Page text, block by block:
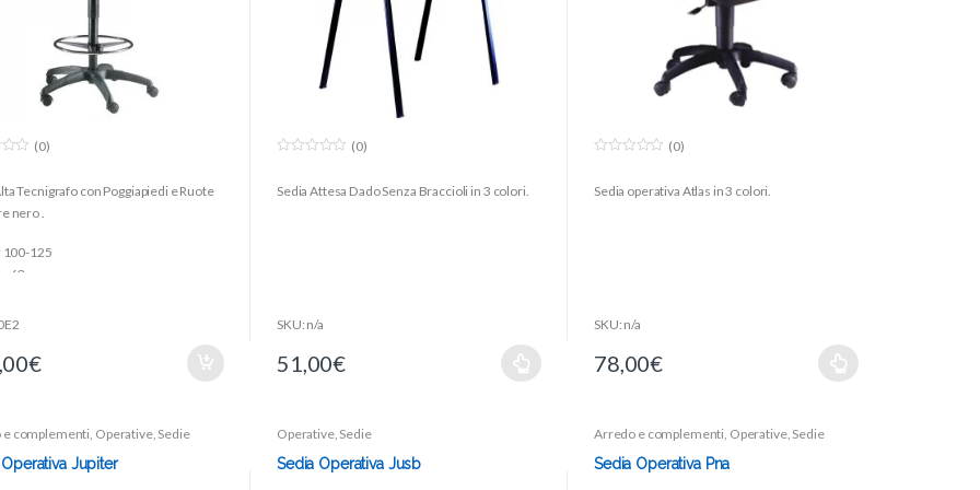
(0)
Tecnigrafo con Poggiapiedi e Ruote
nero .
100-125
63
42
44
€
u
(0)
Sedia Attesa Dado Senza Braccioli in 3 colori.
SKU: n/a
51,00€
u
(0)
Sedia operativa Atlas in 3 colori.
SKU: n/a
78,00€
complementi Operative, Sedie
Jupiter
Operative, Sedie
Sedia Operativa Jusb
Arredo e complementi Operative, Sedie
Sedia Operativa Pna